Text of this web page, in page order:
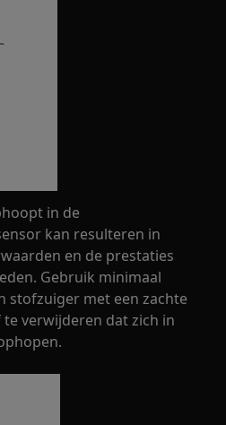
in de
kan resulteren in
en de prestaties
Gebruik minimaal
stofzuiger met een zachte
verwijderen dat zich in